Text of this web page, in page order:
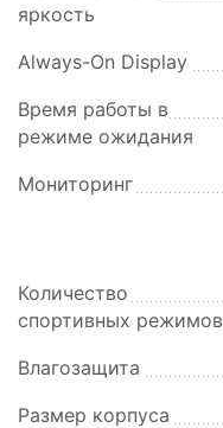
яркость
Always-On Display
Время работы в
режиме ожидания
Мониторинг
Количество
спортивных режимов
Влагозащита
Размер корпуса